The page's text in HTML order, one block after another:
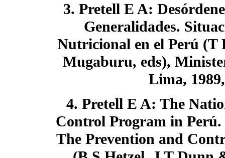
3. Pretell E A:
Generalidades.
Nutricional en el Perú (T
Mugaburu, eds),
Lima,
4. Pretell E A: The
Control Program in
The Prevention and